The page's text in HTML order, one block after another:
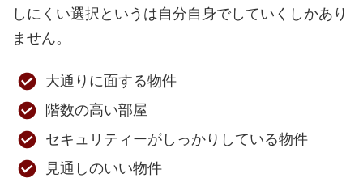
しにくい選択というは自分自身でしていくしかあり
ません。
大通りに面する物件
階数の高い部屋
セキュリティーがしっかりしている物件
見通しのいい物件